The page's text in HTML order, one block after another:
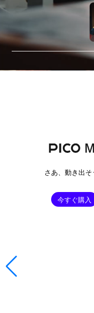
さあ、動き出そ
今すぐ購入